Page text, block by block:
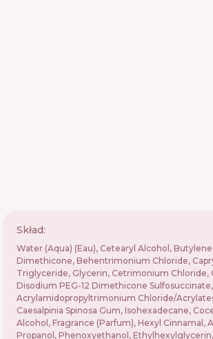
Skład:
Water (Aqua) (Eau), Cetearyl Alcohol,
Dimethicone, Behentrimonium Chloride,
Triglyceride, Glycerin, Cetrimonium Chloride,
Disodium PEG-12 Dimethicone Sulfosuccinate,
Acrylamidopropyltrimonium Chloride/
Caesalpinia Spinosa Gum, Isohexadecane,
Alcohol, Fragrance (Parfum), Hexyl Cinnamal,
Propanol, Phenoxyethanol,